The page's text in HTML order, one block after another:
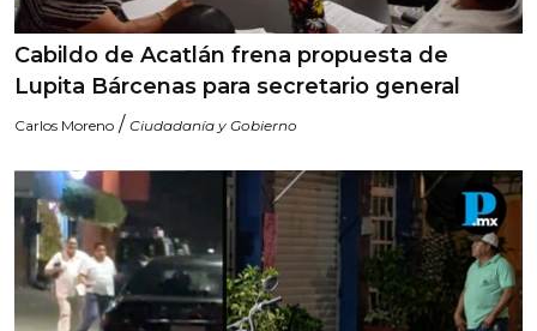
Cabildo de Acatlán frena propuesta de
Lupita Bárcenas para secretario general
Carlos Moreno / Ciudadanía y Gobierno